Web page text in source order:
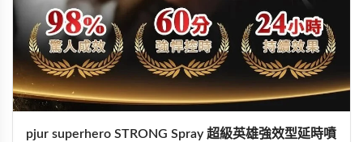
pjur superhero STRONG Spray 超級英雄強效型延時噴